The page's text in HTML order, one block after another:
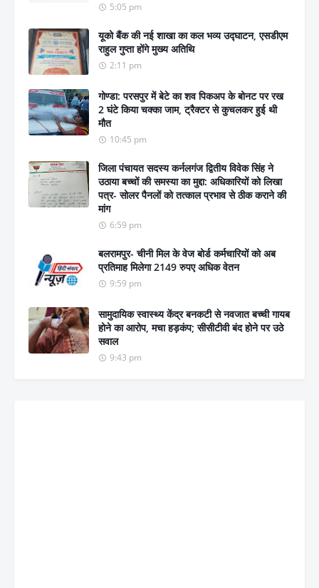
5:05 pm
यूको बैंक की नई शाखा का कल भव्य उद्घाटन, एसडीएम
राहुल गुप्ता होंगे मुख्य अतिथि
2:11 pm
गोण्डा: परसपुर में बेटे का शव पिकअप के बोनट पर रख
2 घंटे किया चक्का जाम, ट्रैक्टर से कुचलकर हुई थी
मौत
10:45 pm
जिला पंचायत सदस्य कर्नलगंज द्वितीय विवेक सिंह ने
उठाया बच्चों की समस्या का मुद्दा: अधिकारियों को लिखा
पत्र- सोलर पैनलों को तत्काल प्रभाव से ठीक कराने की
मांग
6:59 pm
बलरामपुर- चीनी मिल के वेज बोर्ड कर्मचारियों को अब
प्रतिमाह मिलेगा 2149 रुपए अधिक वेतन
9:59 pm
सामुदायिक स्वास्थ्य केंद्र बनकटी से नवजात बच्ची गायब
होने का आरोप, मचा हड़कंप; सीसीटीवी बंद होने पर उठे
सवाल
9:43 pm